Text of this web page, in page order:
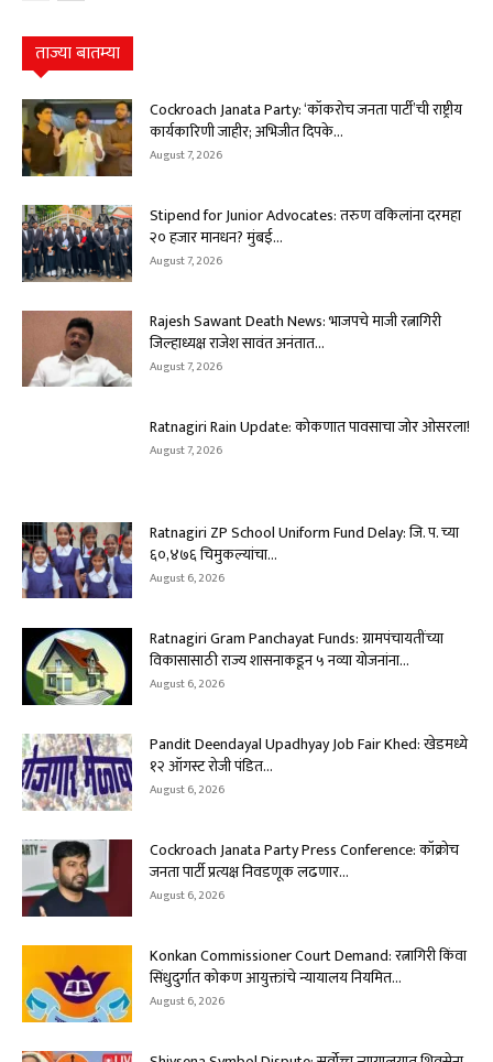
ताज्या बातम्या
Cockroach Janata Party: ‘कॉकरोच जनता पार्टी’ची राष्ट्रीय
कार्यकारिणी जाहीर; अभिजीत दिपके...
August 7, 2026
Stipend for Junior Advocates: तरुण वकिलांना दरमहा
₹२० हजार मानधन? मुंबई...
August 7, 2026
Rajesh Sawant Death News: भाजपचे माजी रत्नागिरी
जिल्हाध्यक्ष राजेश सावंत अनंतात...
August 7, 2026
Ratnagiri Rain Update: कोकणात पावसाचा जोर ओसरला!
August 7, 2026
Ratnagiri ZP School Uniform Fund Delay: जि. प. च्या
६०,४७६ चिमुकल्यांचा...
August 6, 2026
Ratnagiri Gram Panchayat Funds: ग्रामपंचायतींच्या
विकासासाठी राज्य शासनाकडून ५ नव्या योजनांना...
August 6, 2026
Pandit Deendayal Upadhyay Job Fair Khed: खेडमध्ये
१२ ऑगस्ट रोजी पंडित...
August 6, 2026
Cockroach Janata Party Press Conference: कॉक्रोच
जनता पार्टी प्रत्यक्ष निवडणूक लढणार...
August 6, 2026
Konkan Commissioner Court Demand: रत्नागिरी किंवा
सिंधुदुर्गात कोकण आयुक्तांचे न्यायालय नियमित...
August 6, 2026